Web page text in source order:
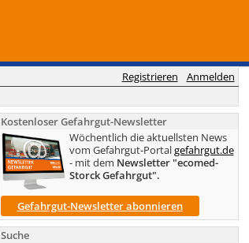
Registrieren Anmelden
Kostenloser Gefahrgut-Newsletter
Wöchentlich die aktuellsten News
vom Gefahrgut-Portalgefahrgut.de
- mit dem Newsletter "ecomed-
Storck Gefahrgut".
Gefahrgut-Newsletter abonnieren
Suche